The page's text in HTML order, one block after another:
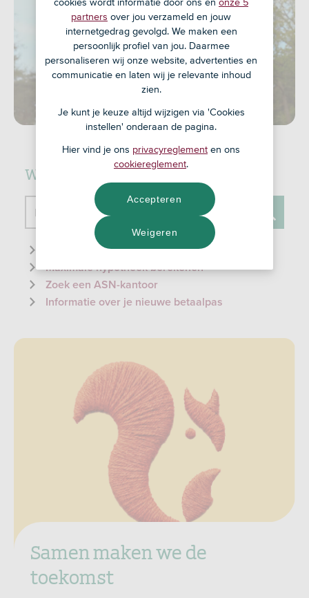
Waar kunnen we je mee helpen?
Doorzoek de website
Informatie over de ID-check
Maximale hypotheek berekenen
Zoek een ASN-kantoor
Informatie over je nieuwe betaalpas
Samen maken we de
toekomst
partners over jou verzameld en jouw
internetgedrag gevolgd. We maken een
persoonlijk profiel van jou. Daarmee
personaliseren wij onze website, advertenties en
communicatie en laten wij je relevante inhoud
zien.
Je kunt je keuze altijd wijzigen via 'Cookies
instellen' onderaan de pagina.
Hier vind je ons privacyreglement en ons
cookiereglement.
Weigeren
Accepteren